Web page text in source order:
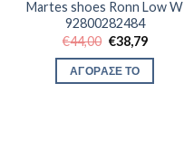
Martes shoes Ronn Low W
92800282484
€44,00 Original
price
was:
€44,00.
€38,79Η
ΑΓΟΡΑΣΕ ΤΟ